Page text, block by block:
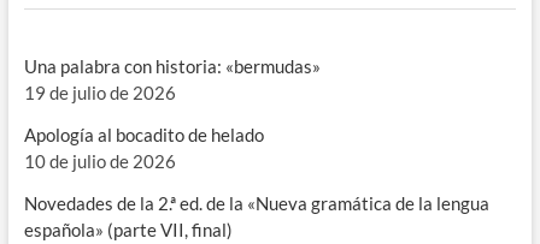
Una palabra con historia: «bermudas»
19 de julio de 2026
Apología al bocadito de helado
10 de julio de 2026
Novedades de la 2.ª ed. de la «Nueva gramática de la lengua
española» (parte VII, final)